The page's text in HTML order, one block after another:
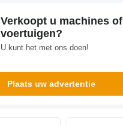
Verkoopt u machines of
voertuigen?
U kunt het met ons doen!
Plaats uw advertentie